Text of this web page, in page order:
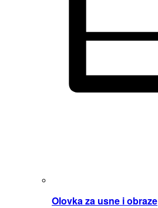
Olovka za usne i obraze